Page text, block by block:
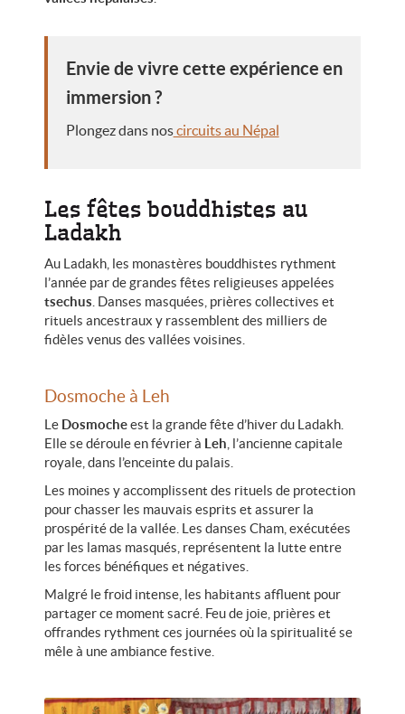
Envie de vivre cette expérience en
immersion ?
Plongez dans noscircuits au Népal
Les fêtes bouddhistes au
Ladakh
Au Ladakh, les monastères bouddhistes rythment
l’année par de grandes fêtes religieuses appelées
tsechus . Danses masquées, prières collectives et
rituels ancestraux y rassemblent des milliers de
fidèles venus des vallées voisines.
Dosmoche à Leh
Le Dosmocheest la grande fête d’hiver du Ladakh.
Elle se déroule en février à Leh, l’ancienne capitale
royale, dans l’enceinte du palais.
Les moines y accomplissent des rituels de protection
pour chasser les mauvais esprits et assurer la
prospérité de la vallée. Les danses Cham, exécutées
par les lamas masqués, représentent la lutte entre
les forces bénéfiques et négatives.
Malgré le froid intense, les habitants affluent pour
partager ce moment sacré. Feu de joie, prières et
offrandes rythment ces journées où la spiritualité se
mêle à une ambiance festive.